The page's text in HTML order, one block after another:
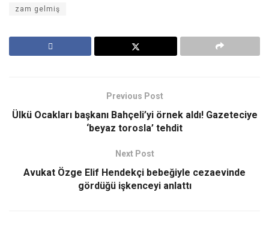
zam gelmiş
Previous Post
Ülkü Ocakları başkanı Bahçeli’yi örnek aldı! Gazeteciye
‘beyaz torosla’ tehdit
Next Post
Avukat Özge Elif Hendekçi bebeğiyle cezaevinde
gördüğü işkenceyi anlattı